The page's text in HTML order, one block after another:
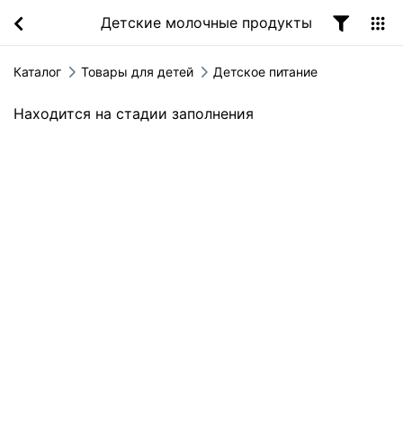
Детские молочные продукты
Каталог Товары для детей Детское питание
Находится на стадии заполнения